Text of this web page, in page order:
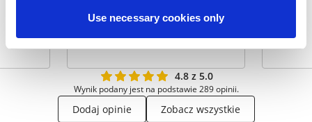
Use necessary cookies only
4.8 z 5.0
Wynik podany jest na podstawie 289 opinii.
Dodaj opinie Zobacz wszystkie